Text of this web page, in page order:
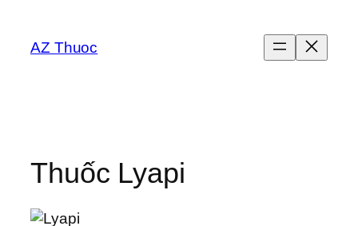
phầnAZ Thuoc
Thuốc Lyapi